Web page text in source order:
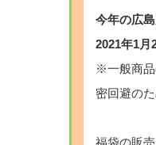
今年の広
2021年1月
※一般商品
密回避の